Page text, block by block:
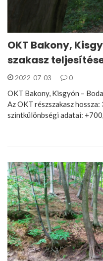
OKT Bakony,
szakasz
2022-07-03 0
OKT Bakony, Kisgyón –
Az OKT részszakasz
szintkülönbségi adatai: